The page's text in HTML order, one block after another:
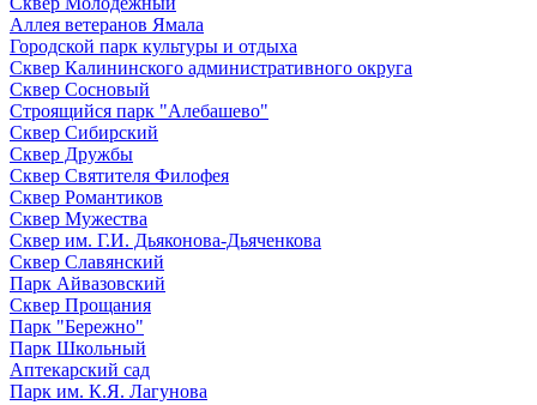
Аллея ветеранов Ямала
Городской парк культуры и отдыха
Сквер Калининского административного округа
Сквер Сосновый
Строящийся парк "Алебашево"
Сквер Сибирский
Сквер Дружбы
Сквер Святителя Филофея
Сквер Романтиков
Сквер Мужества
Сквер им. Г.И. Дьяконова-Дьяченкова
Сквер Славянский
Парк Айвазовский
Сквер Прощания
Парк "Бережно"
Парк Школьный
Аптекарский сад
Парк им. К.Я. Лагунова